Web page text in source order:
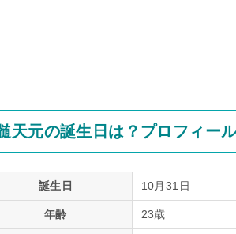
天元の誕生日は？プロフィー
誕生日 10月31日
年齢 23歳